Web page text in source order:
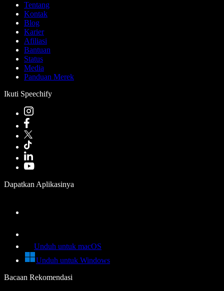
Tentang
Kontak
Blog
Karier
Afiliasi
Bantuan
Status
Media
Panduan Merek
Ikuti Speechify
Dapatkan Aplikasinya
Unduh untuk macOS
Unduh untuk Windows
Bacaan Rekomendasi